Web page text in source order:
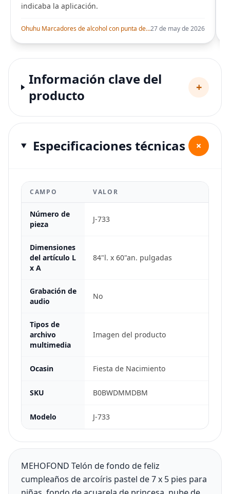
indicaba la aplicación.
Ohuhu Marcadores de alcohol con punta de pincel – Juego de marcadores artísticos de doble punta con certificación AP para artistas adultos27 de may de 2026
Información clave del
producto
+
Especificaciones técnicas +
CAMPO VALOR
Número de
pieza
J-733
Dimensiones
del artículo L
x A
84"l. x 60"an. pulgadas
Grabación de
audio
No
Tipos de
archivo
multimedia
Imagen del producto
Ocasin Fiesta de Nacimiento
SKU B0BWDMMDBM
Modelo J-733
MEHOFOND Telón de fondo de feliz
cumpleaños de arcoíris pastel de 7 x 5 pies para